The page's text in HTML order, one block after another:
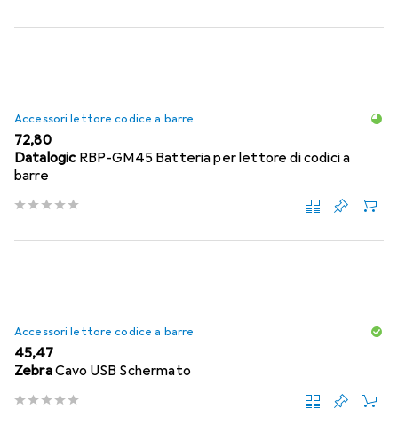
Accessori lettore codice a barre
EUR
72,80
Datalogic RBP-GM45 Batteria per lettore di codici a
barre
Accessori lettore codice a barre
EUR
45,47
ZebraCavo USB Schermato